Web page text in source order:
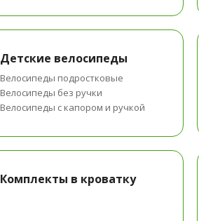
Детские велосипеды
Велосипеды подростковые
Велосипеды без ручки
Велосипеды с капором и ручкой
Комплекты в кроватку